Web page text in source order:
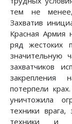
тем не
Захватив
Красная Армия
ряд жестоких
значительную
захватчиков
закрепления
потерпели
уничтожила
техники врага,
техники и